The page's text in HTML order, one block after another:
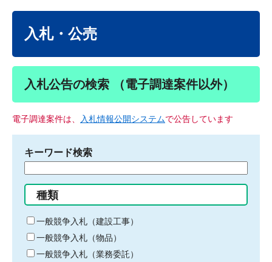
入札・公売
入札公告の検索 （電子調達案件以外）
電子調達案件は、 入札情報公開システムで公告しています
キーワード検索
る
キ
ー
ワ
ー
種類
一般競争入札（建設工事）
一般競争入札（物品）
一般競争入札（業務委託）